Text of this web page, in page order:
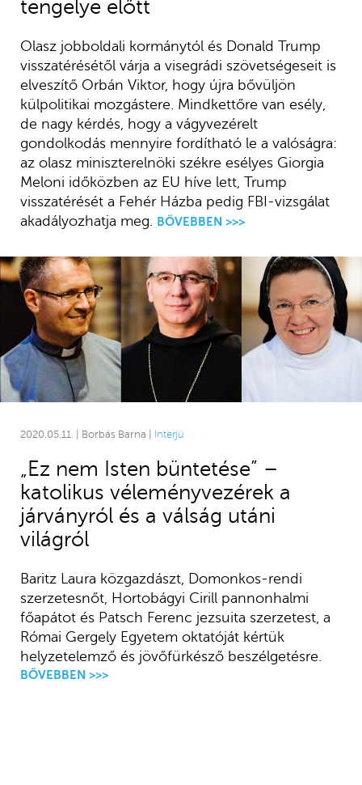
tengelye előtt
Olasz jobboldali kormánytól és Donald Trump
visszatérésétől várja a visegrádi szövetségeseit is
elveszítő Orbán Viktor, hogy újra bővüljön
külpolitikai mozgástere. Mindkettőre van esély,
de nagy kérdés, hogy a vágyvezérelt
gondolkodás mennyire fordítható le a valóságra:
az olasz miniszterelnöki székre esélyes Giorgia
Meloni időközben az EU híve lett, Trump
visszatérését a Fehér Házba pedig FBI-vizsgálat
akadályozhatja meg.
BŐVEBBEN >>>
2020.05.11. | Borbás Barna | Interjú
„Ez nem Isten büntetése” –
katolikus véleményvezérek a
járványról és a válság utáni
világról
Baritz Laura közgazdászt, Domonkos-rendi
szerzetesnőt, Hortobágyi Cirill pannonhalmi
főapátot és Patsch Ferenc jezsuita szerzetest, a
Római Gergely Egyetem oktatóját kértük
helyzetelemző és jövőfürkésző beszélgetésre.
BŐVEBBEN >>>